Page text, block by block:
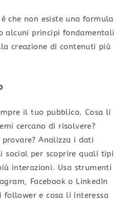
che non esiste una formula
alcuni principi fondamentali
creazione di contenuti più
il tuo pubblico. Cosa li
cercano di risolvere?
Analizza i dati
social per scoprire quali tipi
interazioni. Usa strumenti
Facebook o LinkedIn
follower e cosa li interessa